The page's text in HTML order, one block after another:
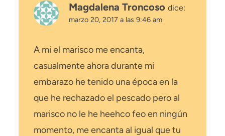
Magdalena Troncoso dice:
marzo 20, 2017 a las 9:46 am
A mi el marisco me encanta,
casualmente ahora durante mi
embarazo he tenido una época en la
que he rechazado el pescado pero al
marisco no le he heehco feo en ningún
momento, me encanta al igual que tu